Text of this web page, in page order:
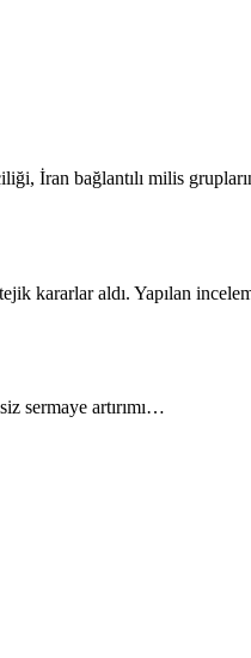
İran bağlantılı milis
kararlar aldı. Yapılan
sermaye artırımı…